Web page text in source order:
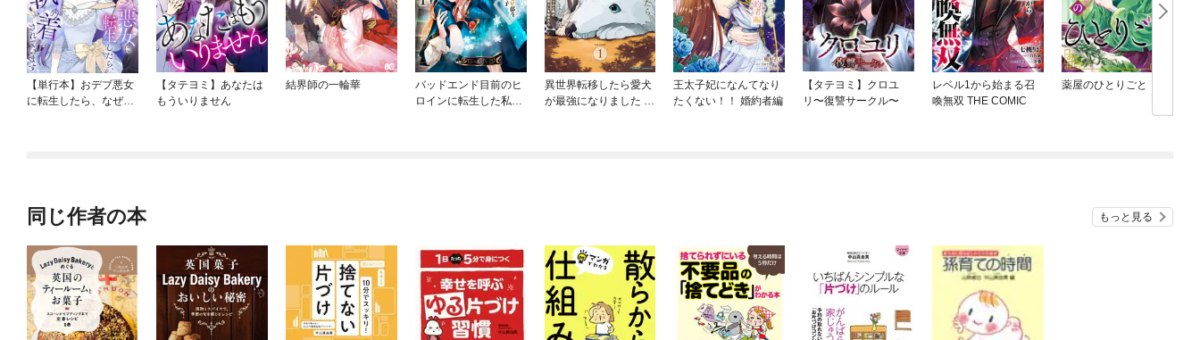
【単行本】おデブ悪女
に転生したら、なぜか
【タテヨミ】あなたは
もういりません
結界師の一輪華
バッドエンド目前のヒ
ロインに転生した私、
異世界転移したら愛犬
が最強になりました ～
王太子妃になんてなり
たくない！！ 婚約者編
【タテヨミ】クロユ
リ〜復讐サークル〜
レベル1から始まる召
喚無双 THE COMIC
薬屋のひとりごと
同じ作者の本 もっと見る